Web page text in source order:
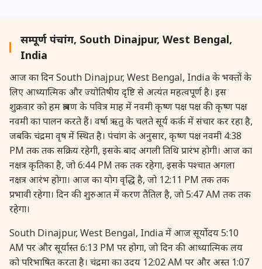
28 August, 2026 Chandra Grahan *Anshika
28 August, 2026 Gayatri Jayanti
28 August, 2026 Narali Purnima
28 August, 2026 Rakhi
28 August, 2026 Raksha Bandhan
28 August, 2026
28 August, 2026 Shravana Purnima
सम्पूर्ण पंचांग, South Dinajpur, West Bengal,
India
आज का दिन South Dinajpur, West Bengal, India के भक्तों के
लिए आध्यात्मिक और ज्योतिषीय दृष्टि से अत्यंत महत्वपूर्ण है। इस
शुक्रवार को हम श्रावण के पवित्र माह में नवमी कृष्ण पक्ष पक्ष की कृष्ण पक्ष
नवमी का पालन करते हैं। वर्षा ऋतु के चलते सूर्य कर्क में संचार कर रहा है,
जबकि चंद्रमा वृष में स्थित है। पंचांग के अनुसार, कृष्ण पक्ष नवमी 4:38
PM तक तक सक्रिय रहेगी, इसके बाद अगली तिथि प्रारंभ होगी। आज का
नक्षत्र कृतिका है, जो 6:44 PM तक तक रहेगा, इसके पश्चात अगला
नक्षत्र आरंभ होगा। आज का योग वृद्धि है, जो 12:11 PM तक तक
प्रभावी रहेगा। दिन की शुरुआत में करण तैतिल है, जो 5:47 AM तक तक
रहेगा।
South Dinajpur, West Bengal, India में आज सूर्योदय 5:10
AM पर और सूर्यास्त 6:13 PM पर होगा, जो दिन की आध्यात्मिक लय
को परिभाषित करता है। चंद्रमा का उदय 12:02 AM पर और अस्त 1:07